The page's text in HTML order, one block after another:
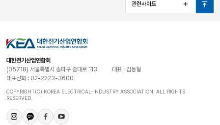
관련사이트
열
기
맨
위
로
대한전기산업연합회
(05718) 서울특별시 송파구 중대로 113
대표 : 김동철
대표전화 : 02-2223-3600
COPYRIGHT(C) KOREA ELECTRICAL-INDUSTRY ASSOCIATION. ALL RIGHTS
RESERVED.
인
카
페
유